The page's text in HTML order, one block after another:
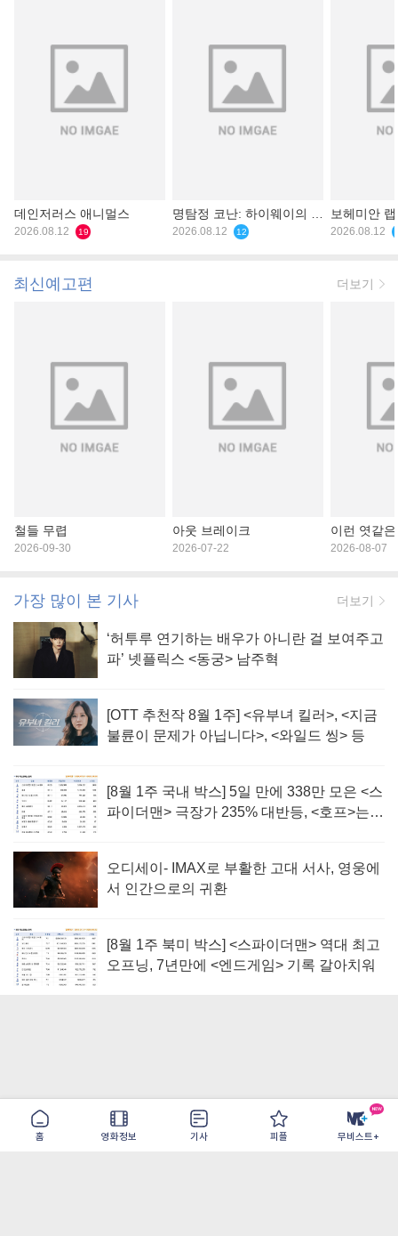
홈 영화정보 기사 피플 무비스트+
데인저러스 애니멀스
2026.08.12 19
명탐정 코난: 하이웨이의 타
천사
2026.08.12 12
보헤미안
2026.08.12
최신예고편 더보기
철들 무렵
2026-09-30
아웃 브레이크
2026-07-22
이런 엿같
2026-08-07
가장 많이 본 기사 더보기
‘허투루 연기하는 배우가 아니란 걸 보여주고
파’ 넷플릭스 <동궁> 남주혁
[OTT 추천작 8월 1주] <유부녀 킬러>, <지금
불륜이 문제가 아닙니다>, <와일드 씽> 등
[8월 1주 국내 박스] 5일 만에 338만 모은 <스
파이더맨> 극장가 235% 대반등, <호프>는
오디세이- IMAX로 부활한 고대 서사, 영웅에
서 인간으로의 귀환
[8월 1주 북미 박스] <스파이더맨> 역대 최고
오프닝, 7년만에 <엔드게임> 기록 갈아치워